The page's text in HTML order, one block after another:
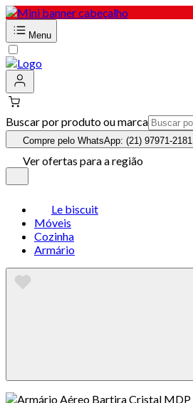
Menu
Buscar por produto ou marca
Compre pelo WhatsApp: (21) 97971-2181
Ver ofertas para a região
Le biscuit
Móveis
Cozinha
Armário